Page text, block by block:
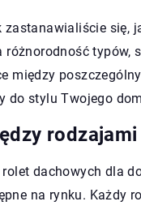
zastanawialiście się,
różnorodność
między
do stylu Twojego
dachowych dla
na rynku. Każdy